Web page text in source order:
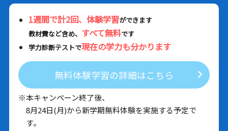
1週間で計2回、体験学習ができます
教材費など含め、 すべて無料です
学力診断テストで現在の学力も分かります
無料体験学習の詳細はこちら
※本キャンペーン終了後、
8月24日(月)から新学期無料体験を実施する予定で
す。